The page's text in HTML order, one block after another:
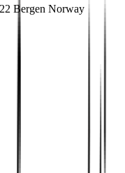
Bergen Norway